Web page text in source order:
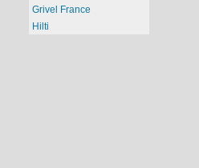
Grivel France
Hilti